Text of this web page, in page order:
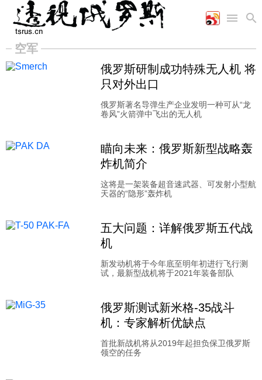
首页
空军
财经
文艺
图片新闻
空军
俄罗斯研制成功特殊无人机 将
只对外出口
俄罗斯著名导弹生产企业发明一种可从“龙
卷风”火箭弹中飞出的无人机
瞄向未来：俄罗斯新型战略轰
炸机简介
这将是一架装备超音速武器、可发射小型航
天器的“隐形”轰炸机
五大问题：详解俄罗斯五代战
机
新发动机将于今年底至明年初进行飞行测
试，最新型战机将于2021年装备部队
俄罗斯测试新米格-35战斗
机：专家解析优缺点
首批新战机将从2019年起担负保卫俄罗斯
领空的任务